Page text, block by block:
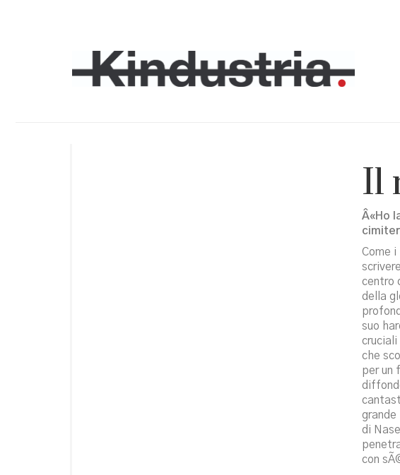
Il
Â«Ho
Come
centro
della
suo
cruciali
che
per un
di
con